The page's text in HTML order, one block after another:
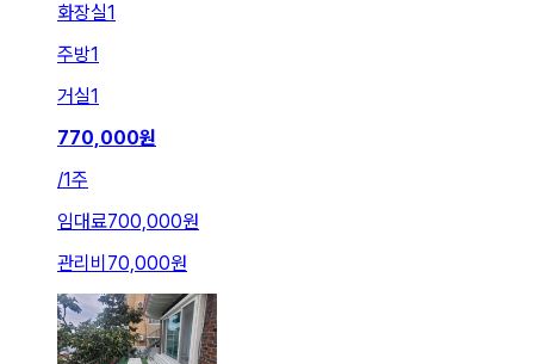
화장실1
주방1
거실1
770,000원
/1주
임대료700,000원
관리비 70,000원